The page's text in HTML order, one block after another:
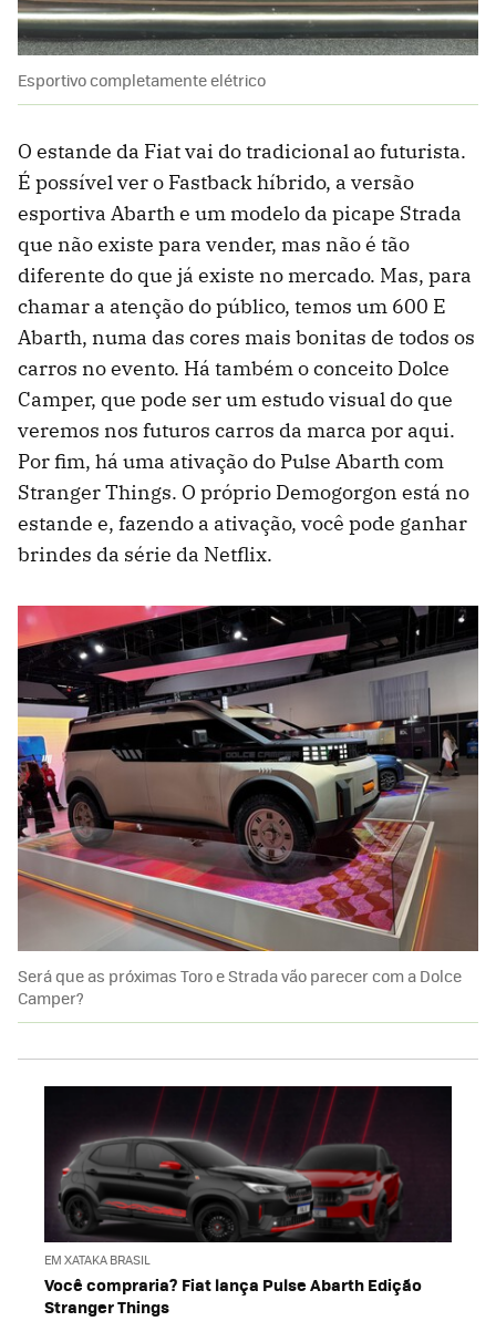
Esportivo completamente elétrico
O estande da Fiat vai do tradicional ao futurista.
É possível ver o Fastback híbrido, a versão
esportiva Abarth e um modelo da picape Strada
que não existe para vender, mas não é tão
diferente do que já existe no mercado. Mas, para
chamar a atenção do público, temos um 600 E
Abarth, numa das cores mais bonitas de todos os
carros no evento. Há também o conceito Dolce
Camper, que pode ser um estudo visual do que
veremos nos futuros carros da marca por aqui.
Por fim, há uma ativação do Pulse Abarth com
Stranger Things. O próprio Demogorgon está no
estande e, fazendo a ativação, você pode ganhar
brindes da série da Netflix.
Será que as próximas Toro e Strada vão parecer com a Dolce
Camper?
EM XATAKA BRASIL
Você compraria? Fiat lança Pulse Abarth Edição
Stranger Things